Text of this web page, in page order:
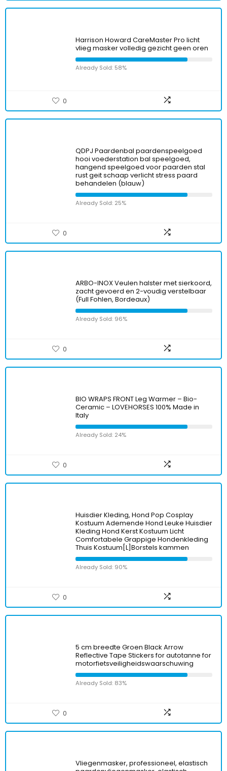
Harrison Howard CareMaster Pro licht
vlieg masker volledig gezicht geen oren
Already Sold: 58%
0
QDPJ Paardenbal paardenspeelgoed
hooi voederstation bal speelgoed,
hangend speelgoed voor paarden stal
rust geit schaap verlicht stress paard
behandelen (blauw)
Already Sold: 25%
0
ARBO-INOX Veulen halster met sierkoord,
zacht gevoerd en 2-voudig verstelbaar
(Full Fohlen, Bordeaux)
Already Sold: 96%
0
BIO WRAPS FRONT Leg Warmer – Bio-
Ceramic – LOVEHORSES 100% Made in
Italy
Already Sold: 24%
0
Huisdier Kleding, Hond Pop Cosplay
Kostuum Ademende Hond Leuke Huisdier
Kleding Hond Kerst Kostuum Licht
Comfortabele Grappige Hondenkleding
Thuis Kostuum[L]Borstels kammen
Already Sold: 90%
0
5 cm breedte Groen Black Arrow
Reflective Tape Stickers for autotanne for
motorfietsveiligheidswaarschuwing
Already Sold: 83%
0
Vliegenmasker, professioneel, elastisch